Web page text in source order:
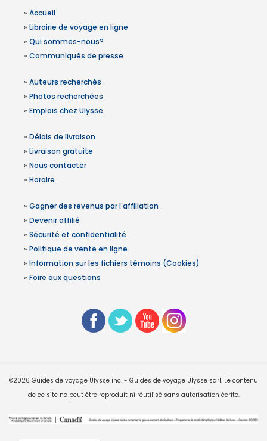
» Accueil
» Librairie de voyage en ligne
» Qui sommes-nous?
» Communiqués de presse
» Auteurs recherchés
» Photos recherchées
» Emplois chez Ulysse
» Délais de livraison
» Livraison gratuite
» Nous contacter
» Horaire
» Gagner des revenus par l'affiliation
» Devenir affilié
» Sécurité et confidentialité
» Politique de vente en ligne
» Information sur les fichiers témoins (Cookies)
» Foire aux questions
©2026 Guides de voyage Ulysse inc. - Guides de voyage Ulysse sarl. Le contenu
de ce site ne peut être reproduit ni réutilisé sans autorisation écrite.